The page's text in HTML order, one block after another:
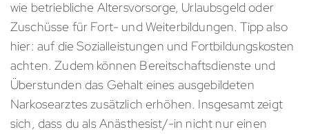
wie betriebliche Altersvorsorge, Urlaubsgeld oder
Zuschüsse für Fort- und Weiterbildungen. Tipp also
hier: auf die Sozialleistungen und Fortbildungskosten
achten. Zudem können Bereitschaftsdienste und
Überstunden das Gehalt eines ausgebildeten
Narkosearztes zusätzlich erhöhen. Insgesamt zeigt
sich, dass du als Anästhesist/-in nicht nur einen